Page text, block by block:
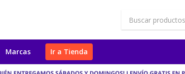
Marcas Ir a Tienda